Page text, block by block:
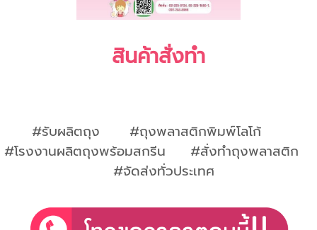
สินค้าสั่งทำ
#รับผลิตถุง #ถุงพลาสติกพิมพ์โลโก้
#โรงงานผลิตถุงพร้อมสกรีน #สั่งทำถุงพลาสติก
#จัดส่งทั่วประเทศ